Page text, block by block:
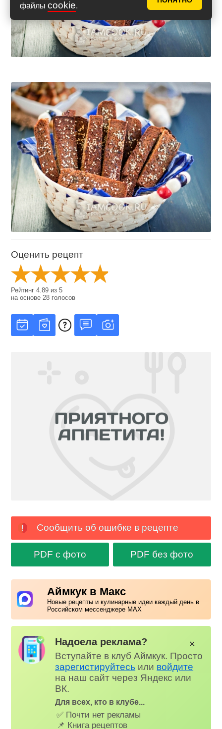
файлы cookie.
Оценить рецепт
Рейтинг4.89 из5
на основе 28 голосов
Сообщить об ошибке в рецепте
PDF с фото PDF без фото
Аймкук в Макс
Новые рецепты и кулинарные идеи каждый день в
Российском мессенджере MAX
Надоела реклама?
Вступайте в клуб Аймкук. Просто
зарегистируйтесь или войдите
на наш сайт через Яндекс или
ВК.
Для всех, кто в клубе...
✅ Почти нет рекламы
📌 Книга рецептов
✕